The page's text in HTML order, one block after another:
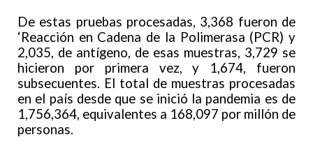
De estas pruebas procesadas, 3,368 fueron de
‘Reacción en Cadena de la Polimerasa (PCR) y
2,035, de antígeno, de esas muestras, 3,729 se
hicieron por primera vez, y 1,674, fueron
subsecuentes. El total de muestras procesadas
en el país desde que se inició la pandemia es de
1,756,364, equivalentes a 168,097 por millón de
personas.